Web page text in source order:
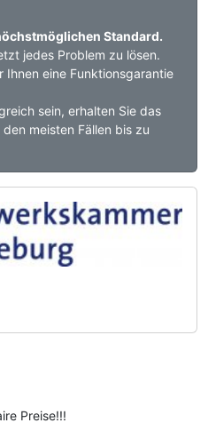
Standard.
jedes Problem zu lösen.
Ihnen eine Funktionsgarantie
sein, erhalten Sie das
meisten Fällen bis zu
Preise!!!